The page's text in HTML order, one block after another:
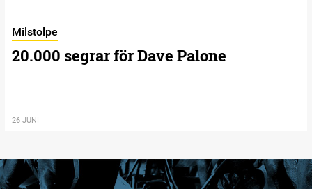
Milstolpe
20.000 segrar för Dave Palone
26 JUNI